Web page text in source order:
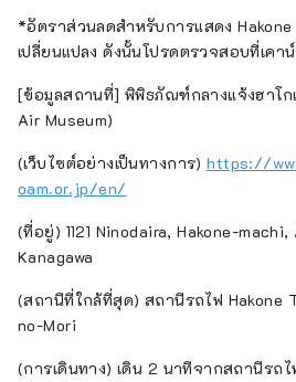
*อัตราส่วนลดสำหรับการแสดง
เปลี่ยนแปลง ดังนั้นโปรดตรวจสอบที่เคา
[ข้อมูลสถานที่] พิพิธภัณฑ์กลางแจ้งฮาโก
Air Museum)
(เว็บไซต์อย่างเป็นทางการ)https://
oam.or.jp/en/
(ที่อยู่) 1121 Ninodaira, Hakone-
Kanagawa
(สถานีที่ใกล้ที่สุด) สถานีรถไฟ Hakone
no-Mori
(การเดินทาง) เดิน 2 นาทีจากสถานีรถไ